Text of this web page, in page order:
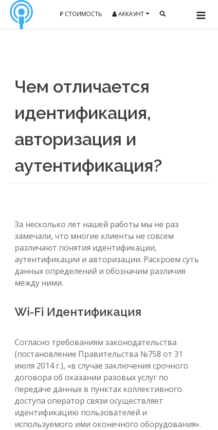
₽ СТОИМОСТЬ АККАУНТ
Чем отличается
идентификация,
авторизация и
аутентификация?
За несколько лет нашей работы мы не раз
замечали, что многие клиенты не совсем
различают понятия идентификации,
аутентификации и авторизации. Раскроем суть
данных определений и обозначим различия
между ними.
Wi-Fi Идентификация
Согласно требованиям законодательства
(постановление Правительства №758 от 31
июля 2014 г.), «в случае заключения срочного
договора об оказании разовых услуг по
передаче данных в пунктах коллективного
доступа оператор связи осуществляет
идентификацию пользователей и
используемого ими оконечного оборудования».